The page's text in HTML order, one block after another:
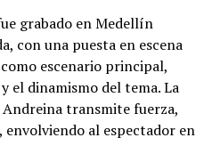
grabado en Medellín
con una puesta en escena
escenario principal,
el dinamismo del tema. La
transmite fuerza,
al espectador en